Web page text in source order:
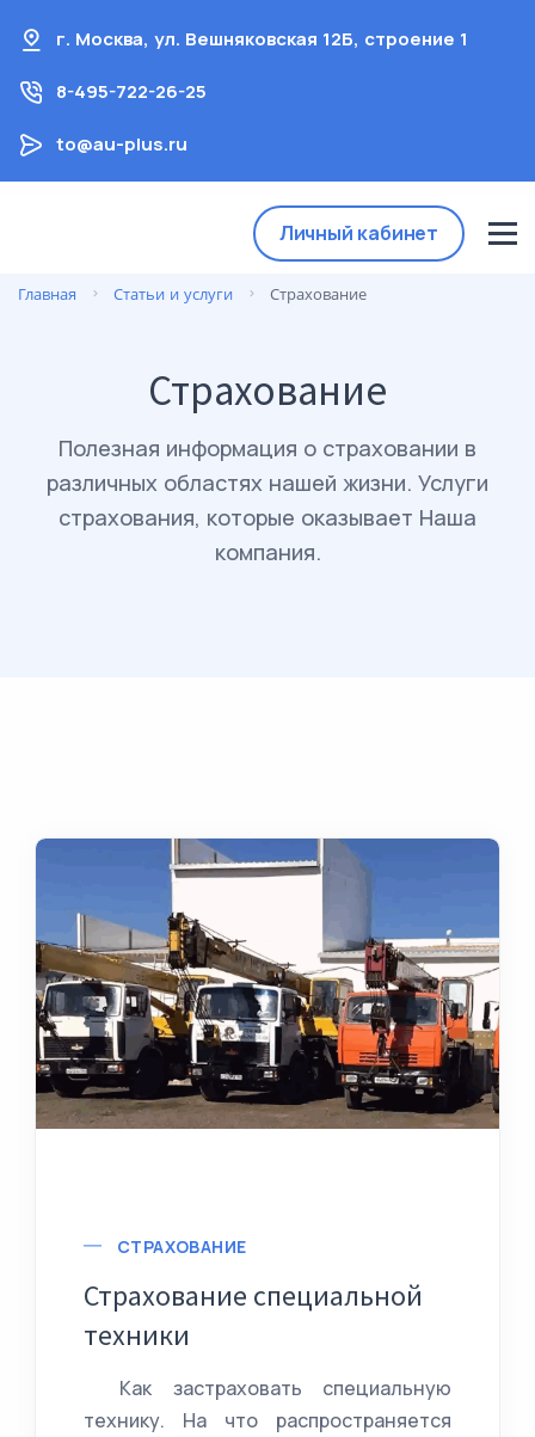
г. Москва, ул. Вешняковская 12Б, строение 1
8-495-722-26-25
to@au-plus.ru
Личный кабинет
Главная Статьи и услуги Страхование
Страхование
Полезная информация о страховании в
различных областях нашей жизни. Услуги
страхования, которые оказывает Наша
компания.
СТРАХОВАНИЕ
Страхование специальной
техники
Как застраховать специальную
технику. На что распространяется